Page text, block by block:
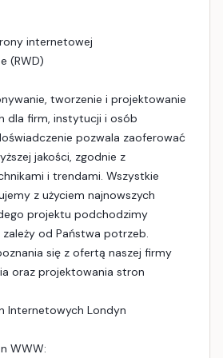
internetowej
(RWD)
tworzenie i projektowanie
dla firm, instytucji i osób
pozwala zaoferować
jakości, zgodnie z
i trendami. Wszystkie
z użyciem najnowszych
projektu podchodzimy
od Państwa potrzeb.
się z ofertą naszej firmy
oraz projektowania stron
Internetowych Londyn
WWW: